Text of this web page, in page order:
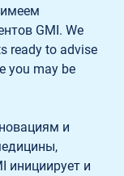
GMI. We
ready to advise
you may be
и
инициирует и